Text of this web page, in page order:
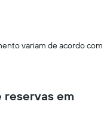
variam de acordo com
em